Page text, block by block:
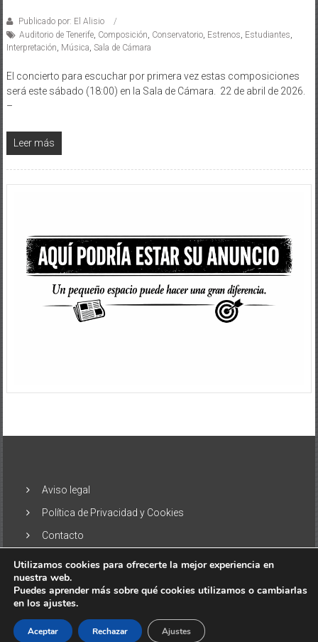
Publicado por: El Alisio
Auditorio de Tenerife, Composición Conservatorio, Estrenos Estudiantes
Interpretación Música Sala de Cámara
El concierto para escuchar por primera vez estas composiciones
será este sábado (18:00) en la Sala de Cámara. 22 de abril de 2026.
–
Leer más
Aviso legal
Política de Privacidad y Cookies
Contacto
Copyright © 2026
los derechos reservados. Tema:
ColorNews
Utilizamos cookies para ofrecerte la mejor experiencia en
nuestra web.
Puedes aprender más sobre qué cookies utilizamos o cambiarlas
en los ajustes.
Aceptar Rechazar Ajustes